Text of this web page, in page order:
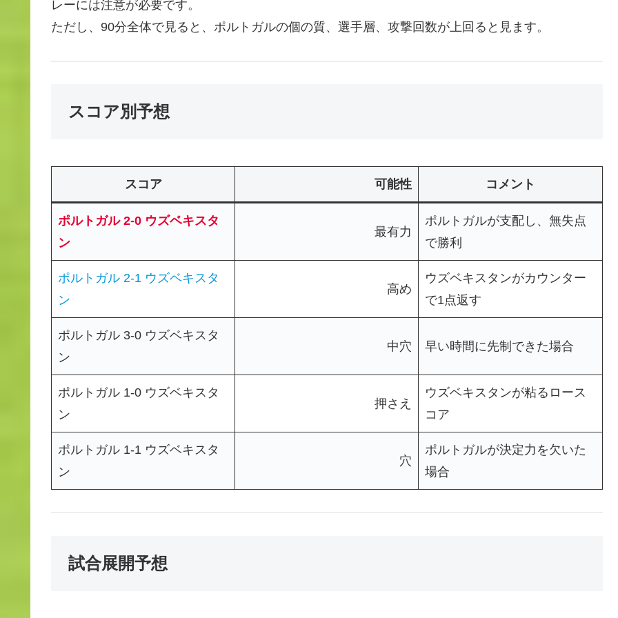
レーには注意が必要です。
ただし、90分全体で見ると、ポルトガルの個の質、選手層、攻撃回数が上回ると見ます。
スコア別予想
スコア 可能性 コメント
ポルトガル 2-0 ウズベキスタ
ン
最有力
ポルトガルが支配し、無失点
で勝利
ポルトガル 2-1 ウズベキスタ
ン
高め
ウズベキスタンがカウンター
で1点返す
ポルトガル 3-0 ウズベキスタ
ン
中穴 早い時間に先制できた場合
ポルトガル 1-0 ウズベキスタ
ン
押さえ
ウズベキスタンが粘るロース
コア
ポルトガル 1-1 ウズベキスタ
ン
穴
ポルトガルが決定力を欠いた
場合
試合展開予想